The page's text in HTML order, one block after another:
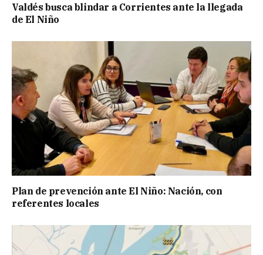
Valdés busca blindar a Corrientes ante la llegada
de El Niño
Plan de prevención ante El Niño: Nación, con
referentes locales